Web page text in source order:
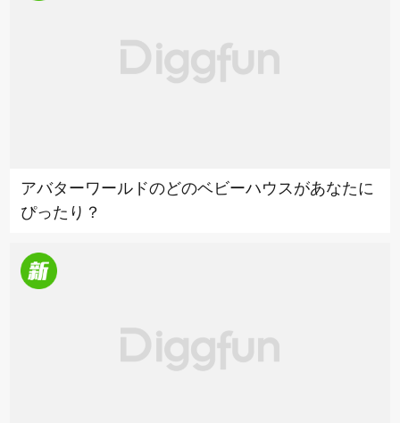
アバターワールドのどのベビーハウスがあなたに
ぴったり？